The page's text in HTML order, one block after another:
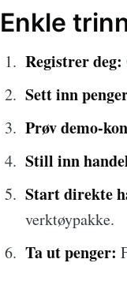
Enkle
Registrer deg:
Sett inn
Prøv demo-
Still inn
Start direkte
verktøypakke.
Ta ut penger: